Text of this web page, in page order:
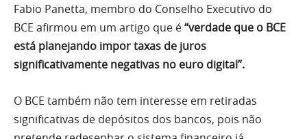
Fabio Panetta, membro do Conselho Executivo do
BCE afirmou em um artigo que é“verdade que o BCE
está planejando impor taxas de juros
significativamente negativas no euro digital”.
O BCE também não tem interesse em retiradas
significativas de depósitos dos bancos, pois não